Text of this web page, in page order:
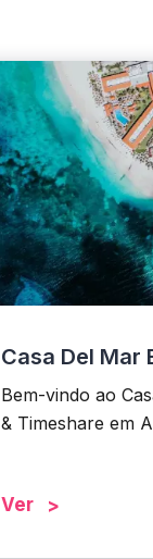
Casa Del Mar
Bem-vindo ao
& Timeshare em
Ver